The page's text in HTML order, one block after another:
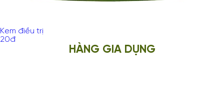
Kem điều trị
20đ
HÀNG GIA DỤNG